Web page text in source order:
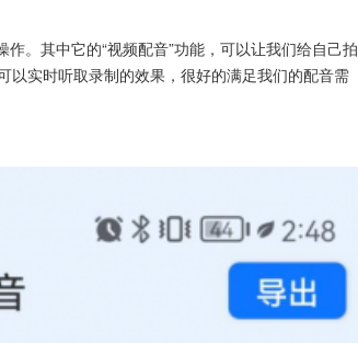
。其中它的“视频配音”功能，可以让我们给自己拍
以实时听取录制的效果，很好的满足我们的配音需